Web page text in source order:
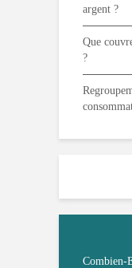
argent ?
Que
?
Combien-